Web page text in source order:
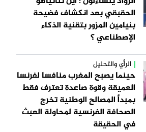
الحقبقي بعد انكشاف فضيحة
بنيامين المزور بتقنية الذكاء
الإصطناعي ؟
الرأي والتحليل
حينما يصبح المغرب منافسا لفرنسا
العميقة وقوة صاعدة تعترف فقط
بمبدأ المصالح الوطنية تخرج
الصحافة الفرنسية لمحاولة العبث
في الحقيقة